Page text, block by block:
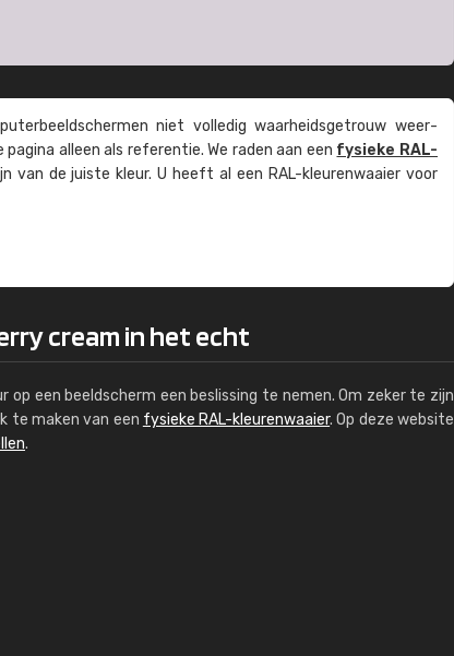
niet volledig waarheids­­getrouw weer­
alleen als referentie. We raden aan een fysieke RAL-
van de juiste kleur. U heeft al een RAL-kleuren­waaier voor
cream in het echt
op een beeldscherm een beslissing te nemen. Om zeker te zijn
te maken van een fysieke RAL-kleurenwaaier. Op deze website
.
Kambier BV